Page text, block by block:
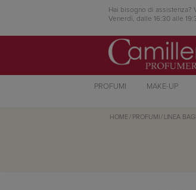
Hai bisogno di assistenza?
Venerdì, dalle 16:30 alle
PROFUMI MAKE-UP
HOME / PROFUMI / LINEA